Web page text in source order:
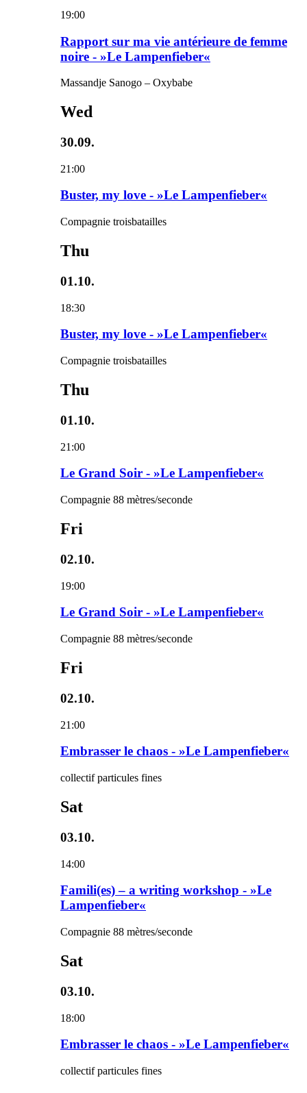
19:00
Rapport sur ma vie antérieure de femme
noire - »Le Lampenfieber«
Massandje Sanogo – Oxybabe
Wed
30.09.
21:00
Buster, my love - »Le Lampenfieber«
Compagnie troisbatailles
Thu
01.10.
18:30
Buster, my love - »Le Lampenfieber«
Compagnie troisbatailles
Thu
01.10.
21:00
Le Grand Soir - »Le Lampenfieber«
Compagnie 88 mètres/seconde
Fri
02.10.
19:00
Le Grand Soir - »Le Lampenfieber«
Compagnie 88 mètres/seconde
Fri
02.10.
21:00
Embrasser le chaos - »Le Lampenfieber«
collectif particules fines
Sat
03.10.
14:00
Famili(es) – a writing workshop - »Le
Lampenfieber«
Compagnie 88 mètres/seconde
Sat
03.10.
18:00
Embrasser le chaos - »Le Lampenfieber«
collectif particules fines